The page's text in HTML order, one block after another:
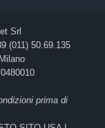
Srl
(011) 50.69.135
prima di